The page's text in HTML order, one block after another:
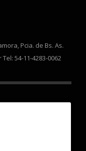
Pcia. de Bs. As.
54-11-4283-0062